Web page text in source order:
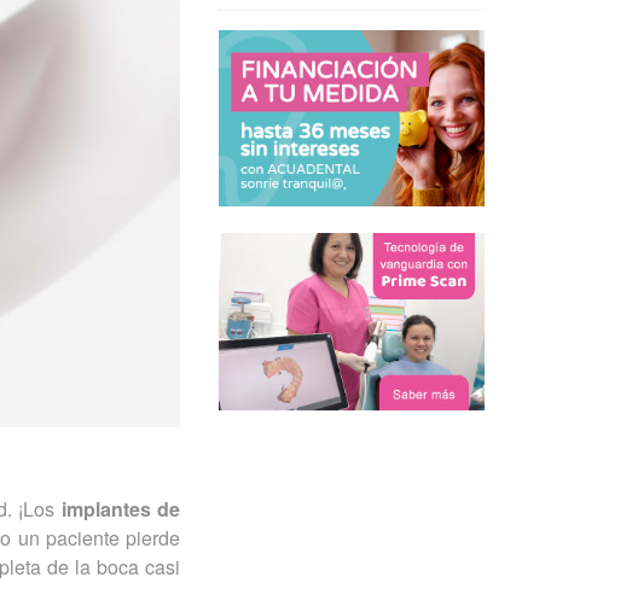
¡Los implantes de
un paciente pierde
de la boca casi